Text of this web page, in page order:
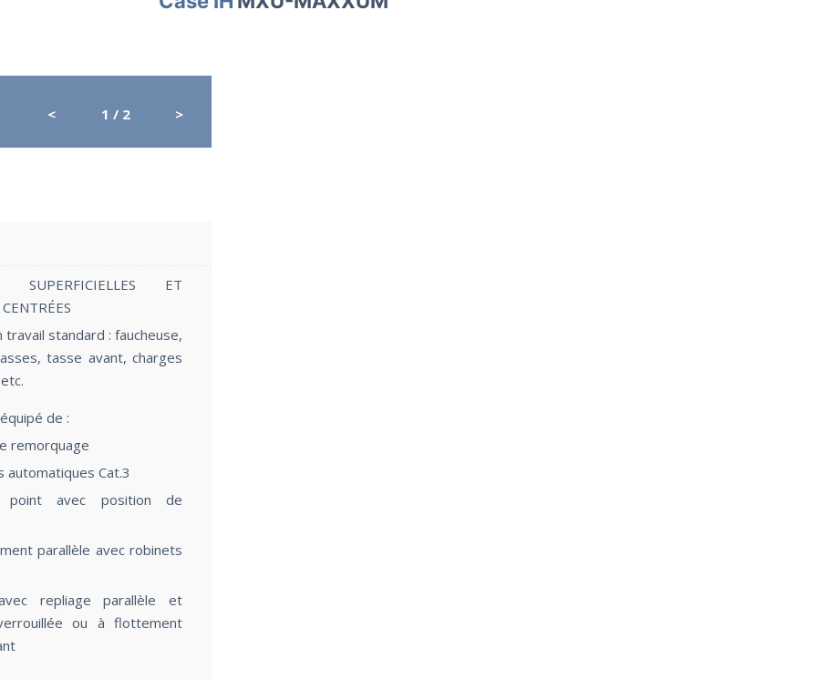
< 1 / 2 >
SUPERFICIELLES ET
travail standard : faucheuse,
tasse avant, charges
de :
remorquage
automatiques Cat.3
avec position de
parallèle avec robinets
repliage parallèle et
ou à flottement